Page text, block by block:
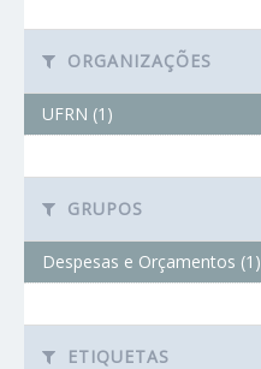
ORGANIZAÇÕES
UFRN (1)
GRUPOS
Despesas e Orçamentos (1)
ETIQUETAS